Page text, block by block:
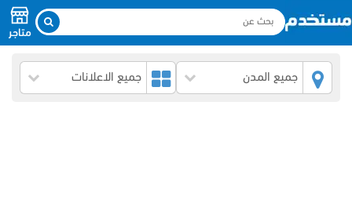
متاجر
جميع المدن جميع الاعلانات